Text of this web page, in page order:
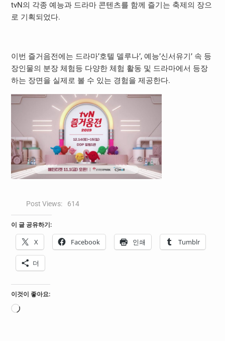
tvN의 각종 예능과 드라마 콘텐츠를 함께 즐기는 축제의 장으
로 기획되었다.
이번 즐거음전에는 드라마’호텔 델루나’, 예능’신서유기’ 속 등
장인물의 분장 체험등 다양한 체험 활동 및 드라마에서 등장
하는 장면을 실제로 볼 수 있는 경험을 제공한다.
Post Views: 614
이 글 공유하기:
X Facebook 인쇄 Tumblr
더
이것이 좋아요:
로